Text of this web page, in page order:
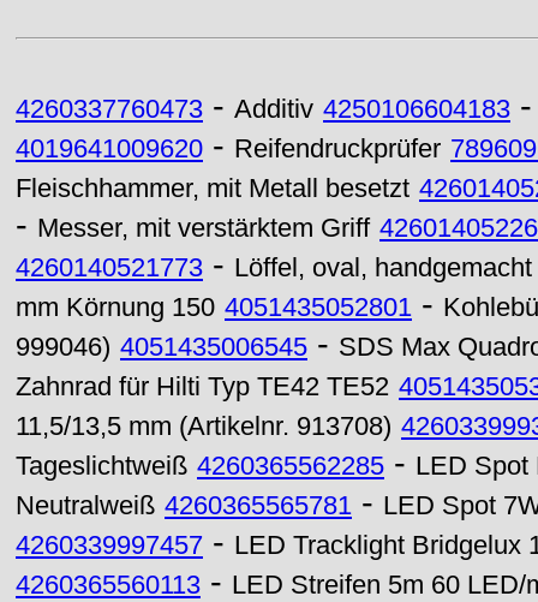
4260337760473 - Additiv 4250106604183
4019641009620 - Reifendruckprüfer
Fleischhammer, mit Metall besetzt
- Messer, mit verstärktem Griff
4260140521773 - Löffel, oval, handgemacht
mm Körnung 150 4051435052801 -
999046) 4051435006545 - SDS Max
Zahnrad für Hilti Typ TE42 TE52
11,5/13,5 mm (Artikelnr. 913708)
Tageslichtweiß 4260365562285 - LED Spot
Neutralweiß 4260365565781 - LED Spot
4260339997457 - LED Tracklight Bridgelux
4260365560113 - LED Streifen 5m 60 LED/